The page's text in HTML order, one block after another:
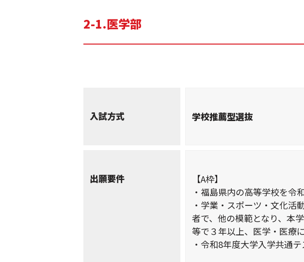
2-1.医学部
入試方式 学校推薦型選抜
出願要件
【A枠】
・福島県内の高等学校を令
・学業・スポーツ・文化活
者で、他の模範となり、本
等で３年以上、医学・医療
・令和8年度大学入学共通